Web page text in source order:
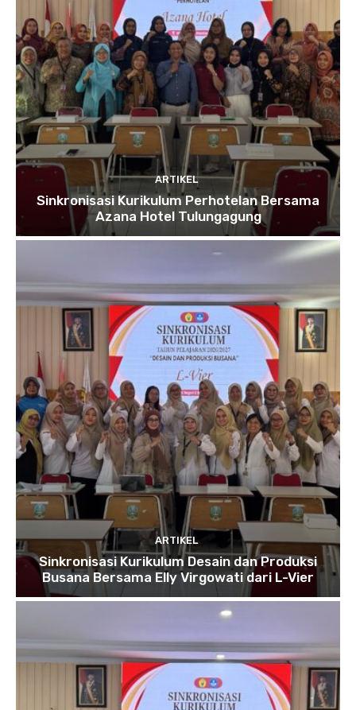
ARTIKEL
Sinkronisasi Kurikulum Perhotelan Bersama
Azana Hotel Tulungagung
ARTIKEL
Sinkronisasi Kurikulum Desain dan Produksi
Busana Bersama Elly Virgowati dari L-Vier